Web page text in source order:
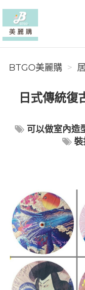
BTGO美麗購
BTGO美麗購
日式傳統復
可以做室內造